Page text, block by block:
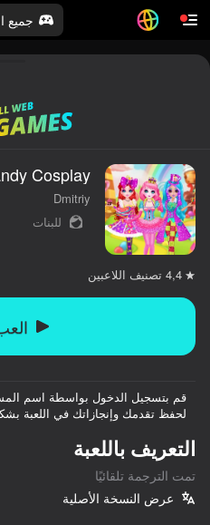
جميع
هذه اللعبة تدعم
Cosplay
Dmitriy
للبنات
4,4 تصنيف اللاعبين
قم بتسجيل الدخول بواسطة اسم
لحفظ تقدمك وإنجازاتك في اللعبة
التعريف باللعبة
تمت الترجمة تلقائيًا
عرض النسخة الأصلية